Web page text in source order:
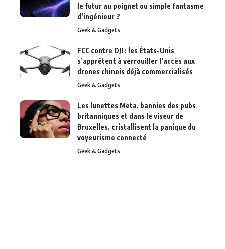
le futur au poignet ou simple fantasme
d’ingénieur ?
Geek & Gadgets
FCC contre DJI : les États-Unis
s’apprêtent à verrouiller l’accès aux
drones chinois déjà commercialisés
Geek & Gadgets
Les lunettes Meta, bannies des pubs
britanniques et dans le viseur de
Bruxelles, cristallisent la panique du
voyeurisme connecté
Geek & Gadgets